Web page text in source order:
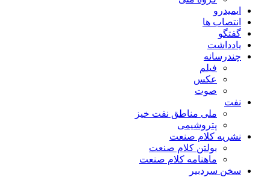
ایمیدرو
انتصاب ها
گفتگو
یادداشت
چندرسانه
فیلم
عکس
صوت
نفت
ملی مناطق نفت خیز
پتروشیمی
نشریه کلام صنعت
بولتن کلام صنعت
ماهنامه کلام صنعت
سخن سردبیر